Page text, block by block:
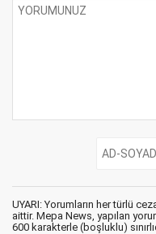
UYARI: Yorumların her türlü
aittir. Mepa News, yapılan
600 karakterle (boşluklu)